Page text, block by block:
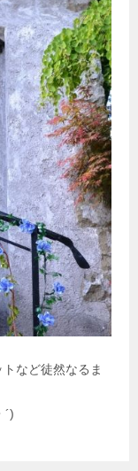
など徒然なるま
´)